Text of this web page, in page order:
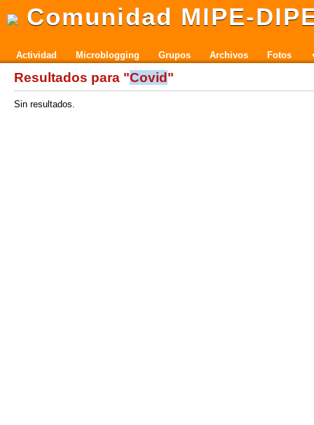
Comunidad MIPE-
Actividad Microblogging Grupos Archivos Fotos
Resultados para "Covid "
Sin resultados.